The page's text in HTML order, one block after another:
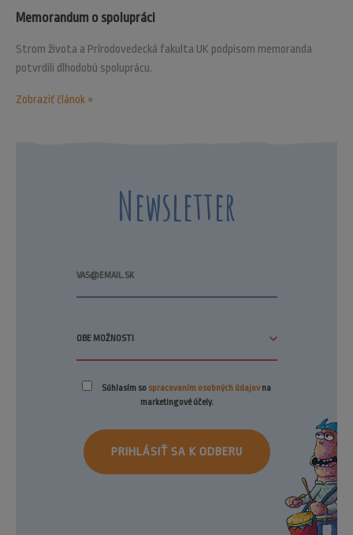
Memorandum o spolupráci
Strom života a Prírodovedecká fakulta UK podpisom memoranda
potvrdili dlhodobú spoluprácu.
Zobraziť článok »
Newsletter
Súhlasím so spracovaním osobných údajovna
marketingové účely.
PRIHLÁSIŤ SA K ODBERU